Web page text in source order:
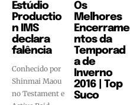
Estúdio
Productio
n IMS
declara
falência
Conhecido por
Shinmai Maou
no Testament e
Os
Melhores
Encerrame
ntos da
Temporad
a de
Inverno
2016 | Top
Suco